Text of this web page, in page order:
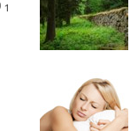
1